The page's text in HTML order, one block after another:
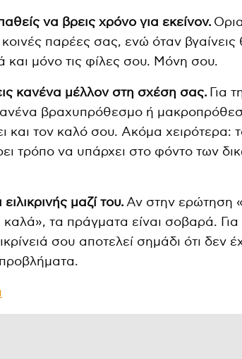
να βρεις χρόνο για εκείνον.
κοινές παρέες σας, ενώ όταν βγαίνεις
και μόνο τις φίλες σου. Μόνη σου.
κανένα μέλλον στη σχέση σας. Για
βραχυπρόθεσμο ή
και τον καλό σου. Ακόμα χειρότερα:
τρόπο να υπάρχει στο φόντο των
μαζί του.Αν στην ερώτηση
καλά», τα πράγματα είναι σοβαρά.
σου αποτελεί σημάδι ότι δεν